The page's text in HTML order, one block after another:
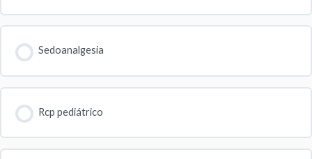
Sedoanalgesia
Rcp pediátrico